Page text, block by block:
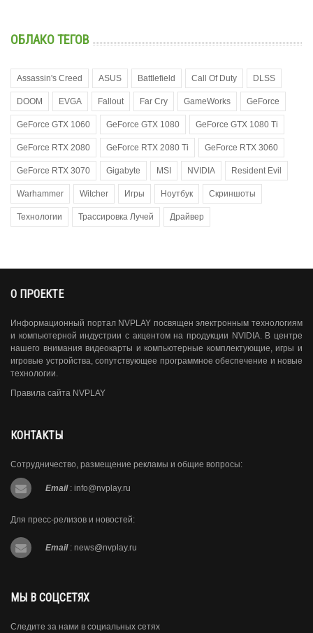
ОБЛАКО ТЕГОВ
Assassin's Creed ASUS Battlefield Call Of Duty DLSS
DOOM EVGA Fallout Far Cry GameWorks GeForce
GeForce GTX 1060 GeForce GTX 1080 GeForce GTX 1080 Ti
GeForce RTX 2080 GeForce RTX 2080 Ti GeForce RTX 3060
GeForce RTX 3070 Gigabyte MSI NVIDIA Resident Evil
Warhammer Witcher Игры Ноутбук Скриншоты
Технологии Трассировка Лучей Драйвер
О ПРОЕКТЕ
Информационный портал NVPLAY посвящен электронным технологиям
и компьютерной индустрии с акцентом на продукции NVIDIA. В центре
нашего внимания видеокарты и компьютерные комплектующие, игры и
игровые устройства, сопутствующее программное обеспечение и новые
технологии.
Правила сайта NVPLAY
КОНТАКТЫ
Сотрудничество, размещение рекламы и общие вопросы:
Email : info@nvplay.ru
Для пресс-релизов и новостей:
Email : news@nvplay.ru
МЫ В СОЦСЕТЯХ
Следите за нами в социальных сетях